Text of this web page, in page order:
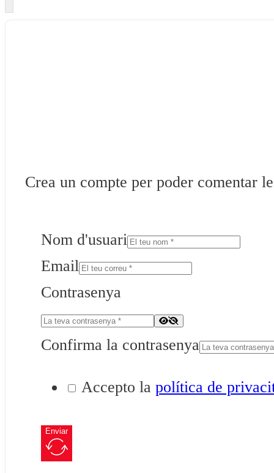
Crea un compte per poder comentar
Nom d'usuari
Email
Contrasenya
Confirma la contrasenya
Accepto la política de
Enviar